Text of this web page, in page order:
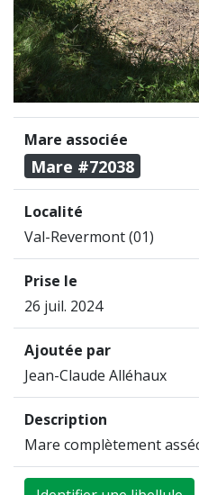
Mare associée
Mare #72038
Localité
Val-Revermont (01)
Prise le
26 juil. 2024
Ajoutée par
Jean-Claude Alléhaux
Description
Mare complètement